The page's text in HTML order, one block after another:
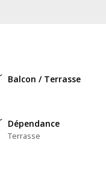
Balcon / Terrasse
Dépendance
Terrasse